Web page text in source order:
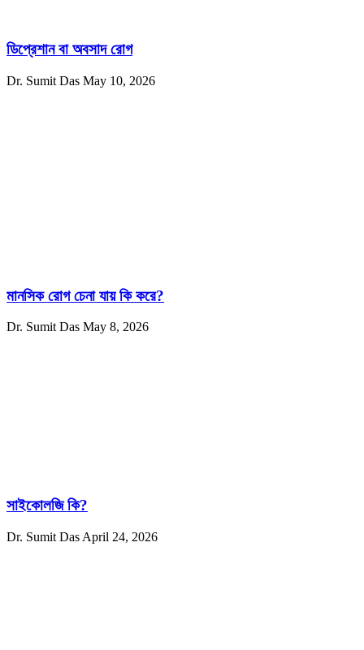
ডিপ্রেশান বা অবসাদ রোগ
Dr. Sumit Das May 10, 2026
মানসিক রোগ চেনা যায় কি করে?
Dr. Sumit Das May 8, 2026
সাইকোলজি কি?
Dr. Sumit Das April 24, 2026